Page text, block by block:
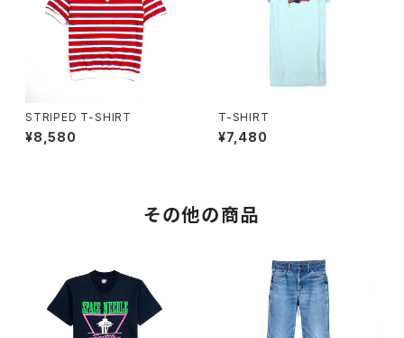
STRIPED T-SHIRT
¥8,580
T-SHIRT
¥7,480
その他の商品